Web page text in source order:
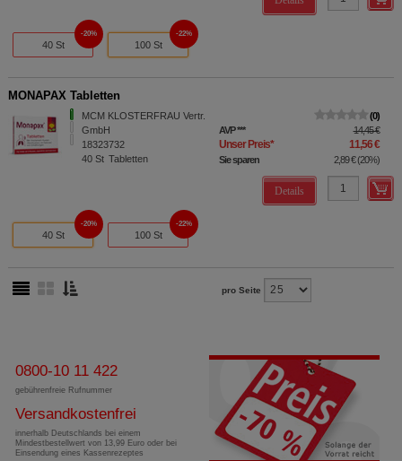
40 St
20%
100 St
22%
MONAPAX Tabletten
MCM KLOSTERFRAU Vertr.
GmbH
18323732
40 St Tabletten
0
AVP*** 14,45 €
Unser Preis* 11,56 €
Sie sparen 2,89 €(20%)
Details
40 St
20%
100 St
22%
pro Seite
0800-10 11 422
gebührenfreie Rufnummer
Versandkostenfrei
innerhalb Deutschlands bei einem
Mindestbestellwert von 13,99 Euro oder bei
Einsendung eines Kassenrezeptes